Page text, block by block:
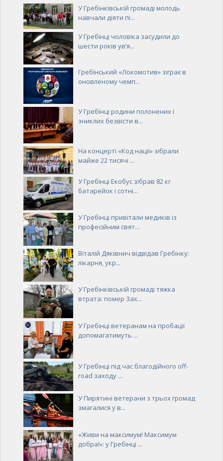
У Гребінківській громаді молодь
навчали діяти пі...
У Гребінці чоловіка засудили до
шести років ув’я...
Гребінський «Локомотив» зіграє в
оновленому чемп...
У Гребінці родини полонених і
зниклих безвісти в...
На концерті «Код нації» зібрали
майже 22 тисячі ...
У Гребінці Екобус зібрав 82 кг
батарейок і сотні...
У Гребінці привітали медиків із
професійним свят...
Віталій Дяківнич відвідав Гребінку:
лікарня, укр...
У Гребінківській громаді тяжка
втрата: помер Зах...
У Гребінці ветеранам на пробації
допомагатимуть ...
У Гребінці під час благодійного off-
road заходу ...
У Пирятині ветерани з трьох громад
змагалися у в...
«Живи на максимум! Максимум
добра!»: у Гребінці ...